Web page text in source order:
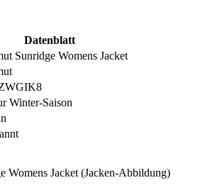
Datenblatt
Sunridge Womens Jacket
Winter-Saison
Womens Jacket (Jacken-Abbildung)